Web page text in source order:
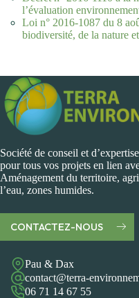
l’évaluation
Loi n° 2016-1087 du 8
biodiversité, de la nature
Société de conseil et
pour tous vos projets en lien
Aménagement du territoire,
l’eau, zones humides.
CONTACTEZ-NOUS
Pau & Dax
contact@terra-
06 71 14 67 55